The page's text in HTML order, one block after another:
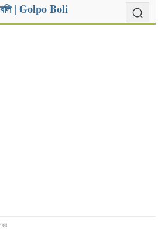
বলি | Golpo Boli